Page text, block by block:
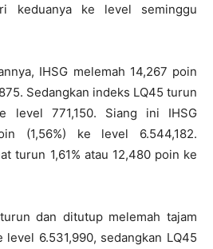
keduanya ke level seminggu
IHSG melemah 14,267 poin
Sedangkan indeks LQ45 turun
level 771,150. Siang ini IHSG
(1,56%) ke level 6.544,182.
turun 1,61% atau 12,480 poin ke
dan ditutup melemah tajam
level 6.531,990, sedangkan LQ45